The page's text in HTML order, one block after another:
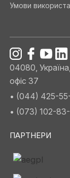
Умови
04080,
офіс 37
• (044) 425-
• (073) 102-
ПАРТНЕРИ